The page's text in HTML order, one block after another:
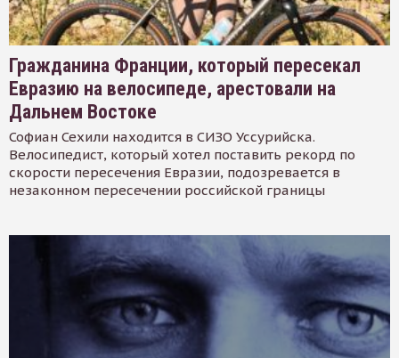
Гражданина Франции, который пересекал
Евразию на велосипеде, арестовали на
Дальнем Востоке
Софиан Сехили находится в СИЗО Уссурийска.
Велосипедист, который хотел поставить рекорд по
скорости пересечения Евразии, подозревается в
незаконном пересечении российской границы